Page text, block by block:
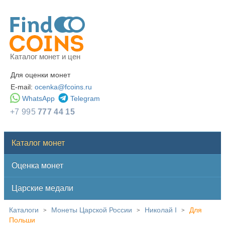
Каталог монет и цен
Для оценки монет
E-mail: ocenka@fcoins.ru
WhatsApp
Telegram
+7 995777 44 15
Каталог монет
Оценка монет
Царские медали
Каталоги > Монеты Царской России > Николай I >
Для
Польши